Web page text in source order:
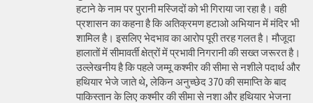
हटाने के नाम पर पुरानी मस्जिदों को भी गिराया जा रहा है। वही
प्रशासन का कहना है कि अतिक्रमण हटाओ अभियान में मंदिर भी
शामिल है। इसलिए भेदभाव का आरोप पूरी तरह गलत है। मौजूदा
हालातों में सीमावर्ती क्षेत्रों में प्रभावी निगरानी की सख्त जरूरत है।
उल्लेखनीय है कि पहले जम्मू कश्मीर की सीमा से नशीले पदार्थ और
हथियार भेजे जाते थे, लेकिन अनुच्छेद 370 की समाप्ति के बाद
पाकिस्तान के लिए कश्मीर की सीमा से नशा और हथियार भेजना